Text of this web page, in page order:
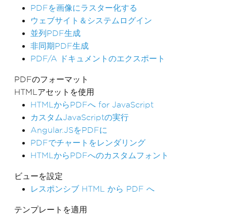
PDFを画像にラスター化する
ウェブサイト＆システムログイン
並列PDF生成
非同期PDF生成
PDF/A ドキュメントのエクスポート
PDFのフォーマット
HTMLアセットを使用
HTMLからPDFへ for JavaScript
カスタムJavaScriptの実行
Angular.JSをPDFに
PDFでチャートをレンダリング
HTMLからPDFへのカスタムフォント
ビューを設定
レスポンシブ HTML から PDF へ
テンプレートを適用